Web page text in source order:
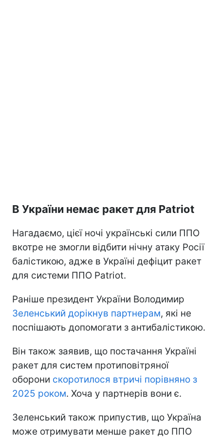
В України немає ракет для Patriot
Нагадаємо, цієї ночі українські сили ППО
вкотре не змогли відбити нічну атаку Росії
балістикою, адже в Україні дефіцит ракет
для системи ППО Patriot.
Раніше президент України Володимир
Зеленський дорікнув партнерам, які не
поспішають допомогати з антибалістикою.
Він також заявив, що постачання Україні
ракет для систем протиповітряної
оборони скоротилося втричі порівняно з
2025 роком. Хоча у партнерів вони є.
Зеленський також припустив, що Україна
може отримувати менше ракет до ППО